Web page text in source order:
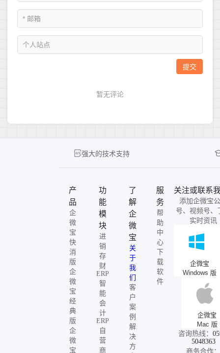
强大的技术支持
产
品
企
微
宝
快
消
版
企
微
宝
经
典
版
企
微
宝
功
能
模
块
进
销
存
财
ERP
智
能
会
计
ERP
自
营
商
了
解
企
微
宝
关
于
我
们
客
户
案
例
解
决
方
服
务
帮
助
中
心
下
载
软
件
关注或联系
添加企微宝
号、视频号、
实时资讯
企微宝
Windows 版
企微宝
Mac 版
咨询热线：
5048363
商务合作：